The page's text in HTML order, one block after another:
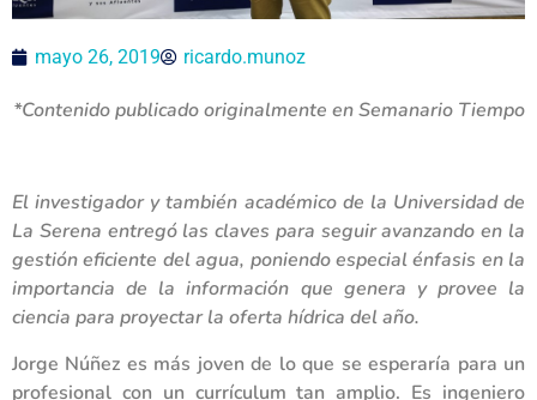
mayo 26, 2019 ricardo.munoz
*Contenido publicado originalmente en Semanario Tiempo
El investigador y también académico de la Universidad de
La Serena entregó las claves para seguir avanzando en la
gestión eficiente del agua, poniendo especial énfasis en la
importancia de la información que genera y provee la
ciencia para proyectar la oferta hídrica del año.
Jorge Núñez es más joven de lo que se esperaría para un
profesional con un currículum tan amplio. Es ingeniero